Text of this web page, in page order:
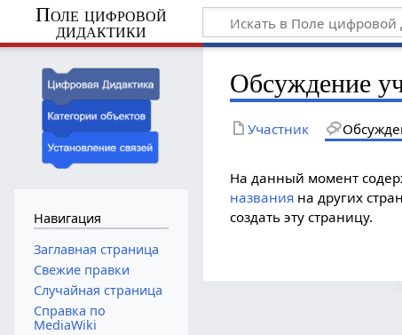
Поле цифровой
дидактики
Обсуждение
Участник
На данный момент
названия на других
создать эту страницу.
Навигация
Заглавная страница
Свежие правки
Случайная страница
Справка по
MediaWiki